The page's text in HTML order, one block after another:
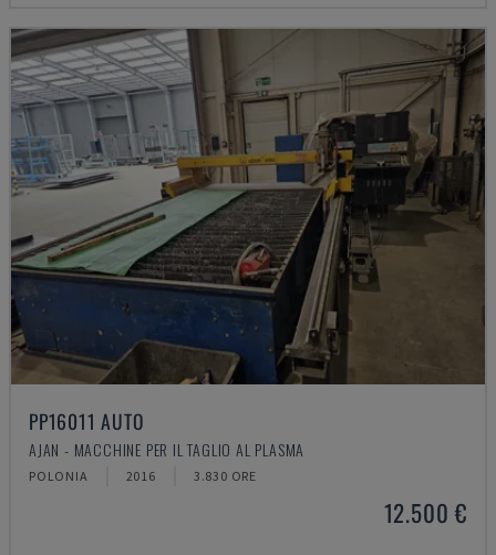
PP16011 AUTO
AJAN - MACCHINE PER IL TAGLIO AL PLASMA
POLONIA 2016 3.830 ORE
12.500 €